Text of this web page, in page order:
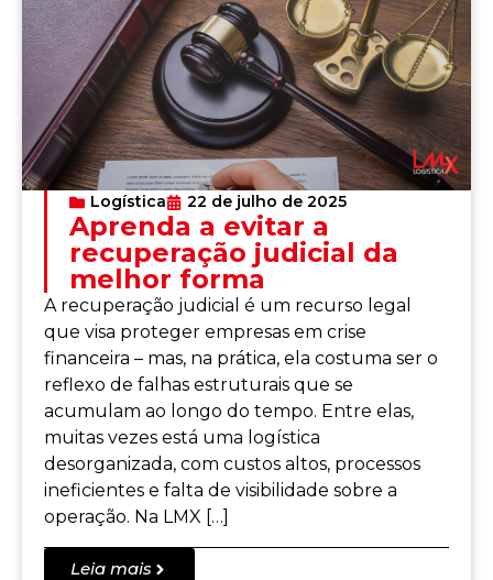
Logística 22 de julho de 2025
Aprenda a evitar a
recuperação judicial da
melhor forma
A recuperação judicial é um recurso legal
que visa proteger empresas em crise
financeira – mas, na prática, ela costuma ser o
reflexo de falhas estruturais que se
acumulam ao longo do tempo. Entre elas,
muitas vezes está uma logística
desorganizada, com custos altos, processos
ineficientes e falta de visibilidade sobre a
operação. Na LMX […]
Leia mais